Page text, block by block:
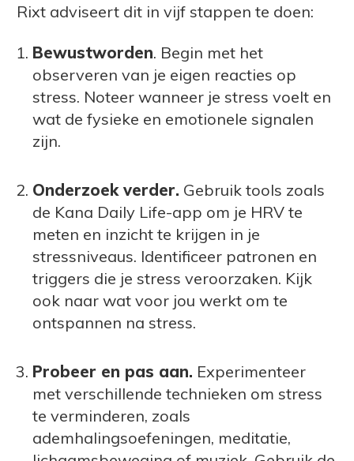
Rixt adviseert dit in vijf stappen te doen:
Bewustworden. Begin met het
observeren van je eigen reacties op
stress. Noteer wanneer je stress voelt en
wat de fysieke en emotionele signalen
zijn.
Onderzoek verder. Gebruik tools zoals
de Kana Daily Life-app om je HRV te
meten en inzicht te krijgen in je
stressniveaus. Identificeer patronen en
triggers die je stress veroorzaken. Kijk
ook naar wat voor jou werkt om te
ontspannen na stress.
Probeer en pas aan. Experimenteer
met verschillende technieken om stress
te verminderen, zoals
ademhalingsoefeningen, meditatie,